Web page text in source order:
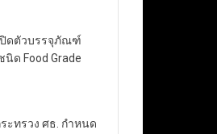
ปิดตัวบรรจุภัณฑ์
ด Food Grade
ะทรวง ศธ. กำหนด